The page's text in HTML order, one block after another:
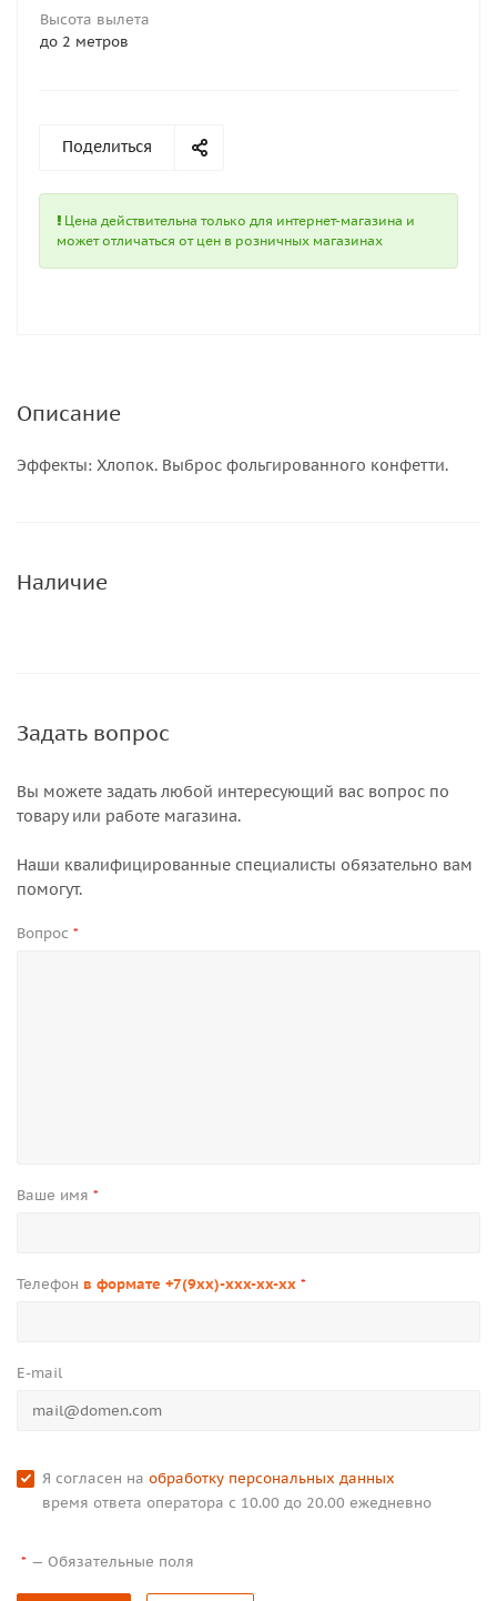
Высота вылета
до 2 метров
Поделиться
Цена действительна только для интернет-магазина и
может отличаться от цен в розничных магазинах
Описание
Эффекты: Хлопок. Выброс фольгированного конфетти.
Наличие
Задать вопрос
Вы можете задать любой интересующий вас вопрос по
товару или работе магазина.
Наши квалифицированные специалисты обязательно вам
помогут.
Вопрос *
Ваше имя *
Телефон в формате +7(9xx)-xxx-xx-xx *
E-mail
Я согласен на обработку персональных данных
время ответа оператора с 10.00 до 20.00 ежедневно
* — Обязательные поля